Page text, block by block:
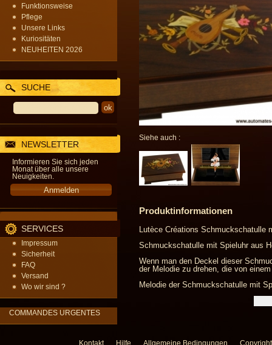
Funktionsweise
Pflege
Unsere Links
Kuriositäten
NEUHEITEN 2026
SUCHE
NEWSLETTER
Informieren Sie sich jeden
Monat über alle unsere
Neuigkeiten.
SERVICES
Impressum
Sicherheit
FAQ
Versand
Wo wir sind ?
COMMANDES URGENTES
Siehe auch :
Produktinformationen
Lutèce Créations Schmuckschatulle
Schmuckschatulle mit Spieluhr aus
Wenn man den Deckel dieser
der Melodie zu drehen, die von
Melodie der Schmuckschatulle mit
Kontakt Hilfe Allgemeine Bedingungen Copyright